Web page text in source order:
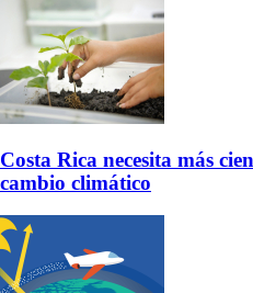
Costa Rica necesita más
cambio climático